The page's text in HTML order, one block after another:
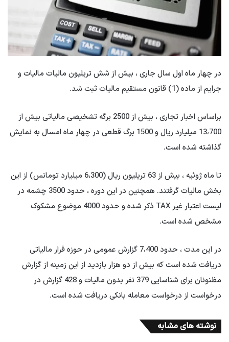
در چهار ماه اول سال جاری ، بیش از شش تریلیون مالیات مالیات و
جرایم از ماده (1) قانون مستقیم مالیات ثبت شد.
براساس اخبار تجاری ، بیش از 2500 برگه تشخیصی مالیاتی بیش از
13،700 میلیارد ریال و 1500 برگ قطعی در چهار ماه امسال به نمایش
گذاشته شده است.
تا ماه ژوئیه ، بیش از 63 تریلیون ریال (6،300 میلیارد تومانس) از این
بخش مالیات گرفتند. همچنین در این دوره ، حدود 3500 چشمه در
لیست اعتبار غیر TAX ذکر شده و حدود 4000 موضوع مشکوک
مشخص شده است.
در این مدت ، حدود 7،400 گزارش عمومی در حوزه فرار مالیاتی
دریافت شده است که بیش از دو هزار بازدید از این زمینه از گزارش
مظنونان برای شناسایی 379 نفر بدون مالیات و 428 گزارش در
درخواست از درخواست معامله بانکی دریافت شده است.
نوشته های مشابه